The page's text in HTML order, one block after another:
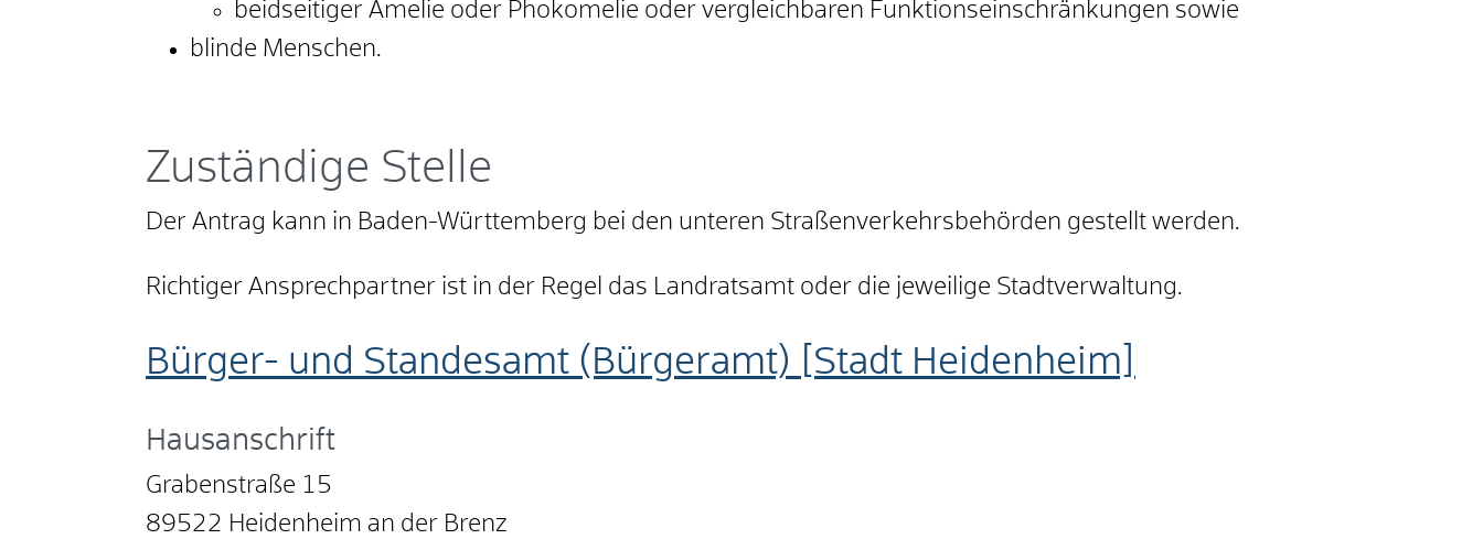
beidseitiger Amelie oder Phokomelie oder vergleichbaren Funktionseinschränkungen sowie
blinde Menschen.
Zuständige Stelle
Der Antrag kann in Baden-Württemberg bei den unteren Straßenverkehrsbehörden gestellt werden.
Richtiger Ansprechpartner ist in der Regel das Landratsamt oder die jeweilige Stadtverwaltung.
Bürger- und Standesamt (Bürgeramt) [Stadt Heidenheim]
Hausanschrift
Grabenstraße 15
89522 Heidenheim an der Brenz